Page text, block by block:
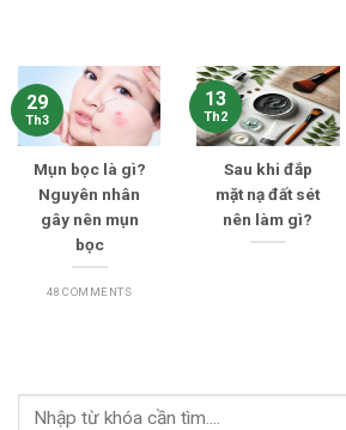
Mụn bọc là gì?
Nguyên nhân
gây nên mụn
bọc
48 COMMENTS
29
Th3
Sau khi đắp
mặt nạ đất sét
nên làm gì?
13
Th2